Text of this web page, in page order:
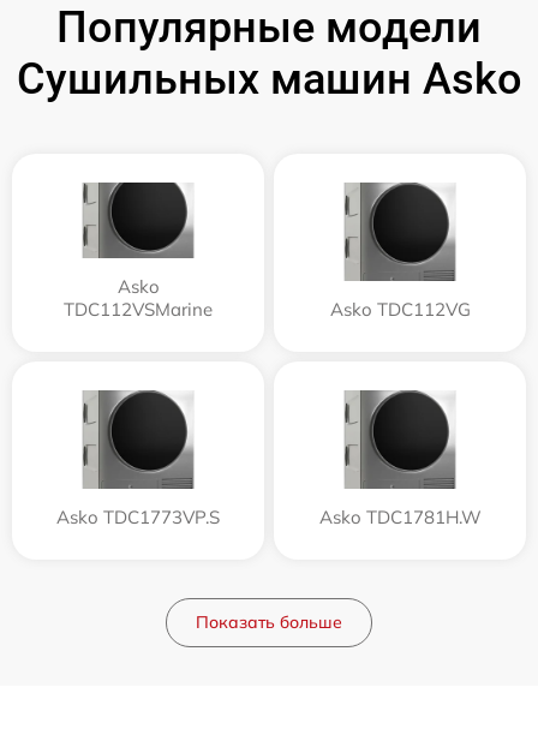
Популярные модели
Сушильных машин Asko
Asko
TDC112VSMarine
Asko TDC112VG
Asko TDC1773VP.S Asko TDC1781H.W
Показать больше